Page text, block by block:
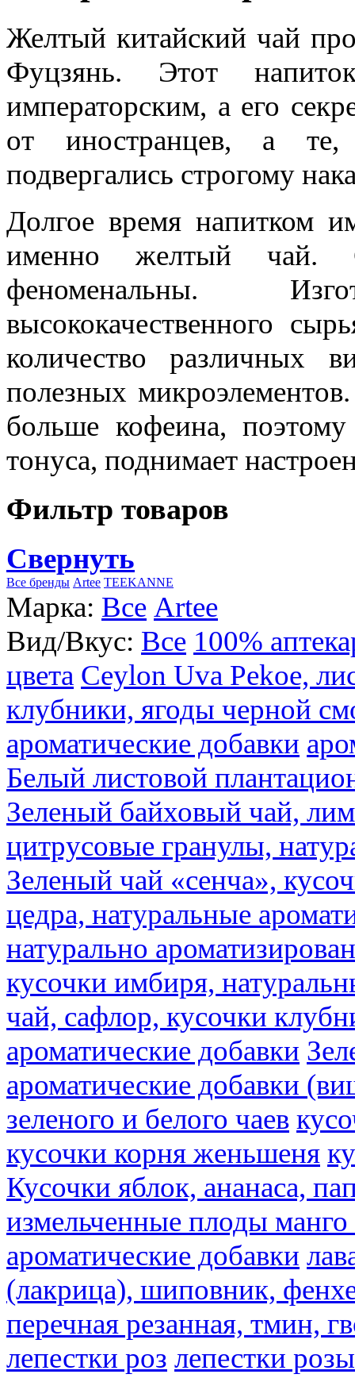
Желтый китайский чай
Фуцзянь. Этот
императорским, а его
от иностранцев, а
подвергались строгому
Долгое время напитком
именно желтый чай.
феноменальны.
высококачественного
количество различных
полезных
больше кофеина,
тонуса, поднимает
Фильтр товаров
Свернуть
Все бренды Artee TEEKANNE
Марка: Все Artee
Вид/Вкус: Все 100%
цвета Ceylon Uva Pekoe,
клубники, ягоды черной
ароматические добавки
Белый листовой
Зеленый байховый чай,
цитрусовые гранулы,
Зеленый чай «сенча»,
цедра, натуральные
натурально
кусочки имбиря,
чай, сафлор, кусочки
ароматические добавки
ароматические добавки
зеленого и белого чаев
кусочки корня женьшеня
Кусочки яблок, ананаса,
измельченные плоды
ароматические добавки
(лакрица), шиповник,
перечная резанная, тмин,
лепестки роз лепестки розы